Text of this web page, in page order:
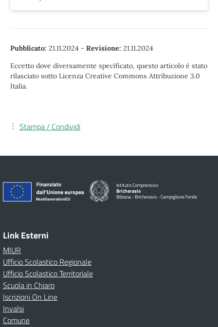
Pubblicato: 21.11.2024 - Revisione: 21.11.2024
Eccetto dove diversamente specificato, questo articolo è stato
rilasciato sotto Licenza Creative Commons Attribuzione 3.0
Italia.
Stampa / Condividi
Istituto Comprensivo
Bricherasio
Bibiana - Bricherasio - Campiglione Fenile
Link Esterni
MIUR
Ufficio Scolastico Regionale
Ufficio Scolastico Territoriale
Scuola in Chiaro
Iscrizioni On Line
Invalsi
Comune